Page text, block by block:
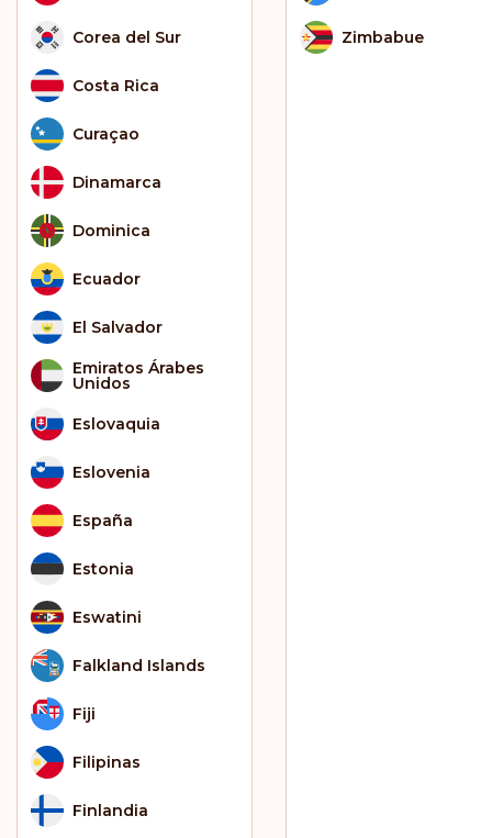
Corea del Sur
Costa Rica
Curaçao
Dinamarca
Dominica
Ecuador
El Salvador
Emiratos Árabes
Unidos
Eslovaquia
Eslovenia
España
Estonia
Eswatini
Falkland Islands
Fiji
Filipinas
Finlandia
Zimbabue